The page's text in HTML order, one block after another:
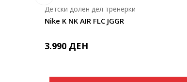
Nike K NK AIR FLC JGGR
Детски долен дел тренерки
3.990 ДЕН